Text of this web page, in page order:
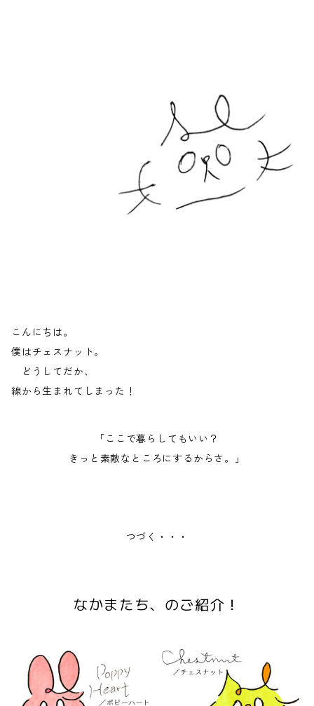
こんにちは。
僕はチェスナット。
どうしてだか、
線から生まれてしまった！
「ここで暮らしてもいい？
きっと素敵なところにするからさ。」
つづく・・・
なかまたち、のご紹介！